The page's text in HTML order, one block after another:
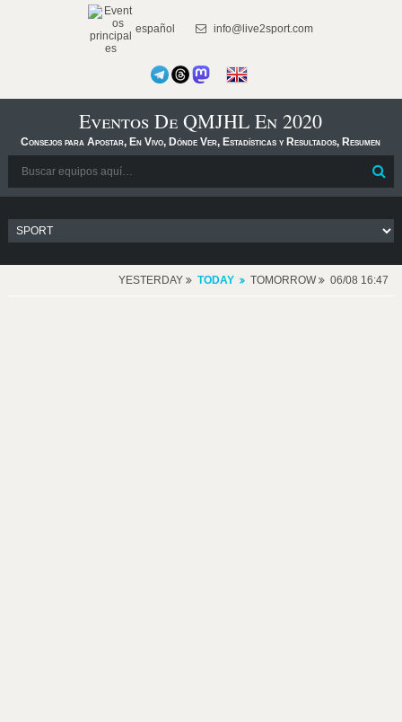
español info@live2sport.com
Eventos De QMJHL En 2020
Consejos para Apostar, En Vivo, Dónde Ver, Estadísticas y Resultados, Resumen
YESTERDAY TODAY TOMORROW 06/08 16:47